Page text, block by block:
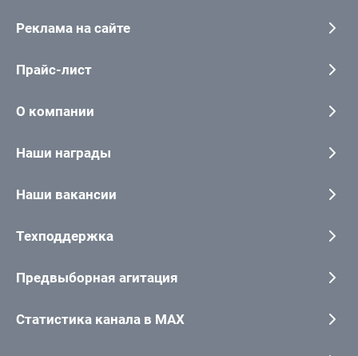
Реклама на сайте
Прайс-лист
О компании
Наши награды
Наши вакансии
Техподдержка
Предвыборная агитация
Статистика канала в MAX